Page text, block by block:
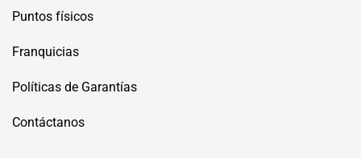
Puntos físicos
Franquicias
Políticas de Garantías
Contáctanos